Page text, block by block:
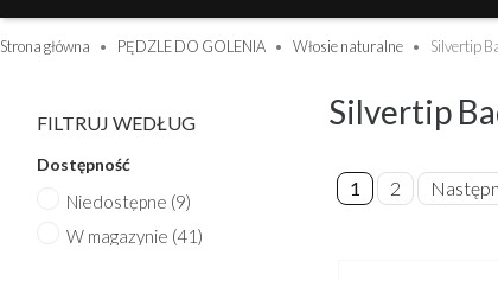
Strona główna PĘDZLE DO GOLENIA Włosie naturalne Silvertip
FILTRUJ WEDŁUG
Dostępność
Niedostępne (9)
W magazynie (41)
Silvertip
1 2